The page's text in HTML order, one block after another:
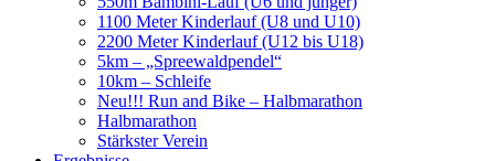
1100 Meter Kinderlauf (U8 und U10)
2200 Meter Kinderlauf (U12 bis U18)
5km – „Spreewaldpendel“
10km – Schleife
Neu!!! Run and Bike – Halbmarathon
Halbmarathon
Stärkster Verein